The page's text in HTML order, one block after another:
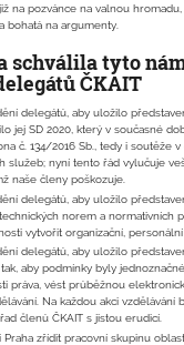
na pozvánce na valnou
bohatá na argumenty.
schválila tyto
ČKAIT
delegátů, aby uložilo
jej SD 2020, který v současné
č. 134/2016 Sb., tedy i soutěže v
služeb; nyní tento řád vylučuje
naše členy poškozuje.
delegátů, aby uložilo
norem a normativních
vytvořit organizační,
delegátů, aby uložilo
aby podmínky byly
práva, vést průběžnou
Na každou akci vzdělávání
členů ČKAIT s jistou erudicí.
zřídit pracovní skupinu